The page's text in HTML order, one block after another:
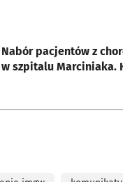
Nabór pacjentów z
w szpitalu Marciniaka.
karcie